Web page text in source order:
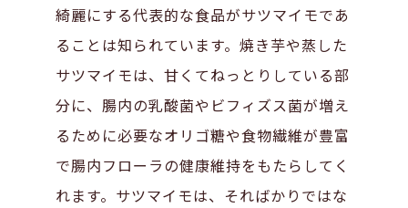
綺麗にする代表的な食品がサツマイモであ
ることは知られています。焼き芋や蒸した
サツマイモは、甘くてねっとりしている部
分に、腸内の乳酸菌やビフィズス菌が増え
るために必要なオリゴ糖や食物繊維が豊富
で腸内フローラの健康維持をもたらしてく
れます。サツマイモは、そればかりではな